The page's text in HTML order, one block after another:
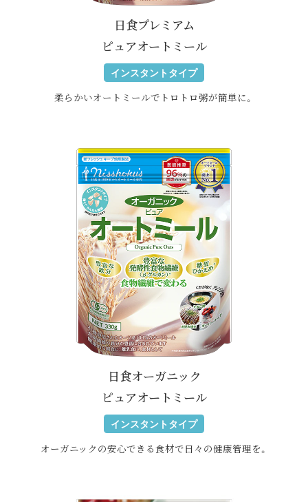
日食プレミアム
ピュアオートミール
インスタントタイプ
柔らかいオートミールでトロトロ粥が簡単に。
日食オーガニック
ピュアオートミール
インスタントタイプ
オーガニックの安心できる食材で日々の健康管理を。